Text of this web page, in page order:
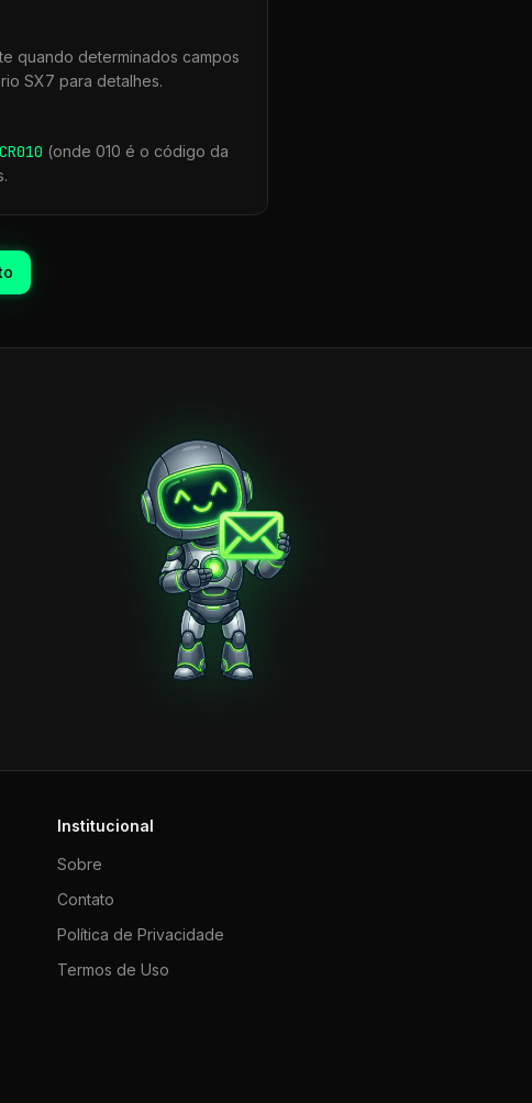
quando determinados campos
SX7 para detalhes.
010 (onde 010 é o código da
Institucional
Sobre
Contato
Política de Privacidade
Termos de Uso